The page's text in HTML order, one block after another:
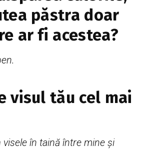
păstra doar
ar fi acestea?
visul tău cel mai
în taină între mine și